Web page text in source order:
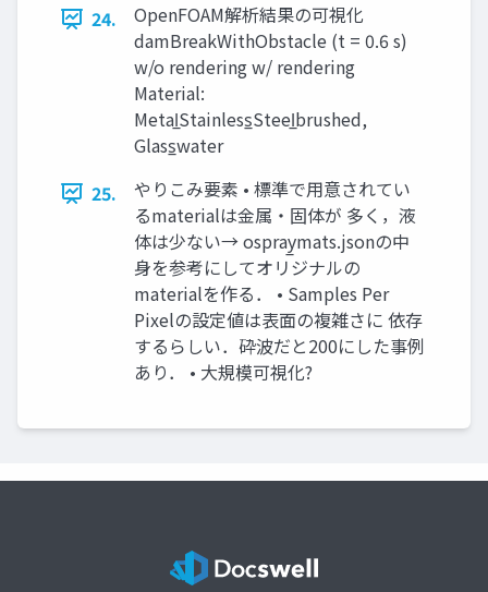
24.
OpenFOAM解析結果の可視化
damBreakWithObstacle (t = 0.6 s)
w/o rendering w/ rendering
Material:
Metal̲Stainless̲Steel̲brushed,
Glass̲water
25.
やりこみ要素 • 標準で用意されてい
るmaterialは金属・固体が 多く，液
体は少ない→ ospray̲mats.jsonの中
身を参考にしてオリジナルの
materialを作る． • Samples Per
Pixelの設定値は表面の複雑さに 依存
するらしい．砕波だと200にした事例
あり． • 大規模可視化?